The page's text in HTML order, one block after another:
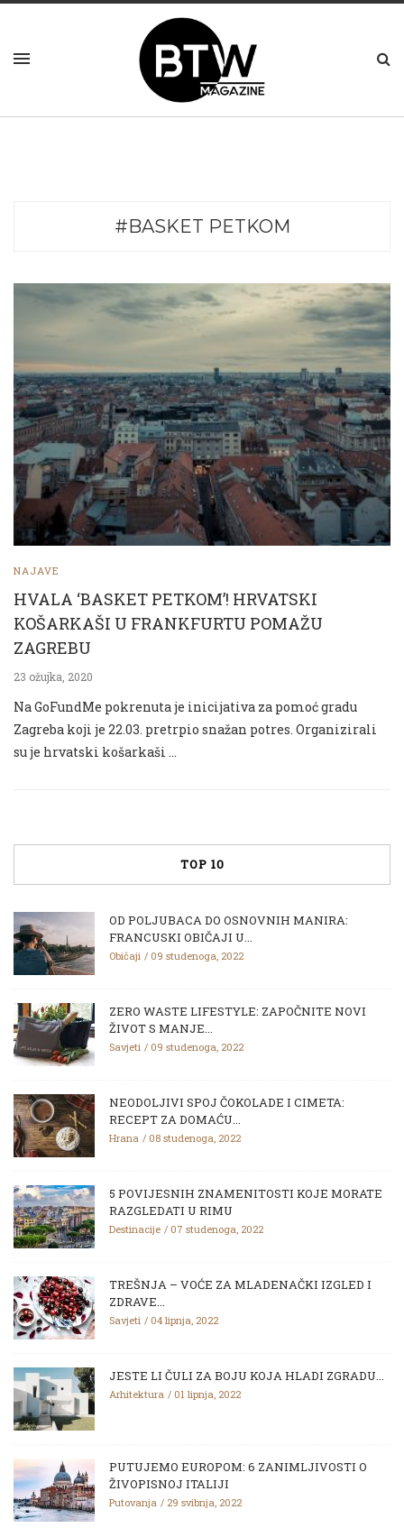
#BASKET PETKOM
NAJAVE
HVALA ‘BASKET PETKOM’! HRVATSKI
KOŠARKAŠI U FRANKFURTU POMAŽU
ZAGREBU
23 ožujka, 2020
Na GoFundMe pokrenuta je inicijativa za pomoć gradu
Zagreba koji je 22.03. pretrpio snažan potres. Organizirali
su je hrvatski košarkaši …
TOP 10
OD POLJUBACA DO OSNOVNIH MANIRA:
FRANCUSKI OBIČAJI U...
Običaji 09 studenoga, 2022
ZERO WASTE LIFESTYLE: ZAPOČNITE NOVI
ŽIVOT S MANJE...
Savjeti 09 studenoga, 2022
NEODOLJIVI SPOJ ČOKOLADE I CIMETA:
RECEPT ZA DOMAĆU...
Hrana 08 studenoga, 2022
5 POVIJESNIH ZNAMENITOSTI KOJE MORATE
RAZGLEDATI U RIMU
Destinacije 07 studenoga, 2022
TREŠNJA – VOĆE ZA MLADENAČKI IZGLED I
ZDRAVE...
Savjeti 04 lipnja, 2022
JESTE LI ČULI ZA BOJU KOJA HLADI ZGRADU...
Arhitektura 01 lipnja, 2022
PUTUJEMO EUROPOM: 6 ZANIMLJIVOSTI O
ŽIVOPISNOJ ITALIJI
Putovanja 29 svibnja, 2022